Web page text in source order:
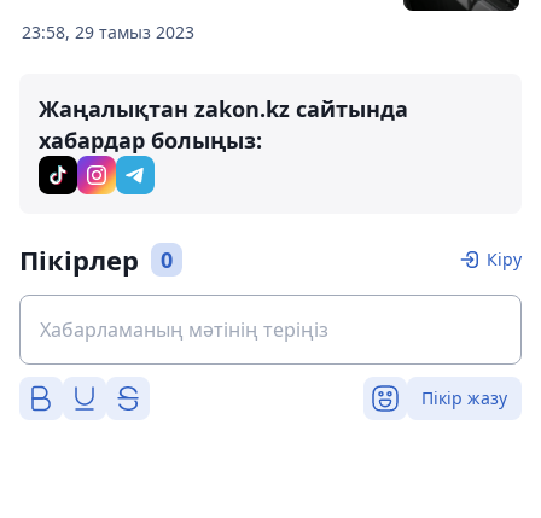
23:58, 29 тамыз 2023
Жаңалықтан zakon.kz сайтында
хабардар болыңыз:
Пікірлер 0 Кіру
Пікір жазу